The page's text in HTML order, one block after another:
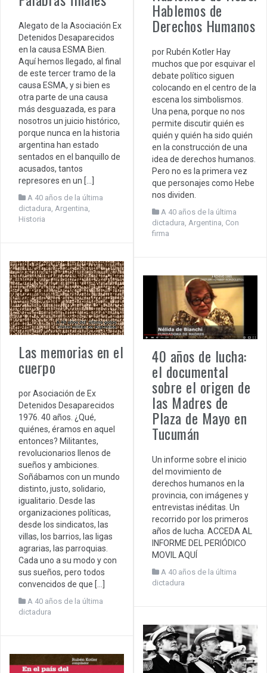
Hablemos de
Derechos Humanos
por Rubén Kotler Hay
muchos que por esquivar el
debate político siguen
colocando en el centro de la
escena los simbolismos.
Una pena, porque no nos
permite discutir quién es
quién y quién ha sido quién
en la construcción de una
idea de derechos humanos.
Pero no es la primera vez
que personajes como Hebe
nos dividen.
A 40 años de la última
dictadura Argentina Con
firma
Alegato de la Asociación Ex
Detenidos Desaparecidos
en la causa ESMA Bien.
Aquí hemos llegado, al final
de este tercer tramo de la
causa ESMA, y si bien es
otra parte de una causa
más desguazada, es para
nosotros un juicio histórico,
porque nunca en la historia
argentina han estado
sentados en el banquillo de
acusados, tantos
represores en un […]
A 40 años de la última
dictadura, Argentina,
Historia
Las memorias en el
cuerpo
por Asociación de Ex
Detenidos Desaparecidos
1976. 40 años. ¿Qué,
quiénes, éramos en aquel
entonces? Militantes,
revolucionarios llenos de
sueños y ambiciones.
Soñábamos con un mundo
distinto, justo, solidario,
igualitario. Desde las
organizaciones políticas,
desde los sindicatos, las
villas, los barrios, las ligas
agrarias, las parroquias.
Cada uno a su modo y con
sus sueños, pero todos
convencidos de que […]
A 40 años de la última
dictadura
40 años de lucha:
el documental
sobre el origen de
las Madres de
Plaza de Mayo en
Tucumán
Un informe sobre el inicio
del movimiento de
derechos humanos en la
provincia, con imágenes y
entrevistas inéditas. Un
recorrido por los primeros
años de lucha. ACCEDA AL
INFORME DEL PERIÓDICO
MOVIL AQUÍ
A 40 años de la última
dictadura